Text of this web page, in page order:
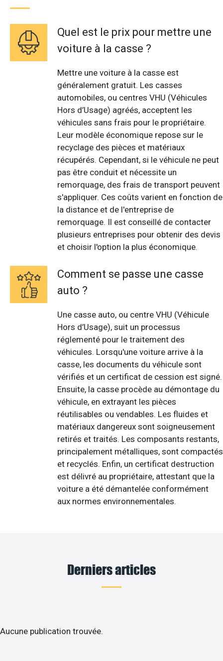
Quel est le prix pour mettre une
voiture à la casse ?
Mettre une voiture à la casse est
généralement gratuit. Les casses
automobiles, ou centres VHU (Véhicules
Hors d’Usage) agréés, acceptent les
véhicules sans frais pour le propriétaire.
Leur modèle économique repose sur le
recyclage des pièces et matériaux
récupérés. Cependant, si le véhicule ne peut
pas être conduit et nécessite un
remorquage, des frais de transport peuvent
s'appliquer. Ces coûts varient en fonction de
la distance et de l'entreprise de
remorquage. Il est conseillé de contacter
plusieurs entreprises pour obtenir des devis
et choisir l'option la plus économique.
Comment se passe une casse
auto ?
Une casse auto, ou centre VHU (Véhicule
Hors d’Usage), suit un processus
réglementé pour le traitement des
véhicules. Lorsqu'une voiture arrive à la
casse, les documents du véhicule sont
vérifiés et un certificat de cession est signé.
Ensuite, la casse procède au démontage du
véhicule, en extrayant les pièces
réutilisables ou vendables. Les fluides et
matériaux dangereux sont soigneusement
retirés et traités. Les composants restants,
principalement métalliques, sont compactés
et recyclés. Enfin, un certificat destruction
est délivré au propriétaire, attestant que la
voiture a été démantelée conformément
aux normes environnementales.
Derniers articles
Aucune publication trouvée.